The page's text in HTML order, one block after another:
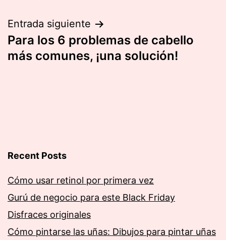
Entrada siguiente
Para los 6 problemas de cabello
más comunes, ¡una solución!
Recent Posts
Cómo usar retinol por primera vez
Gurú de negocio para este Black Friday
Disfraces originales
Cómo pintarse las uñas: Dibujos para pintar uñas